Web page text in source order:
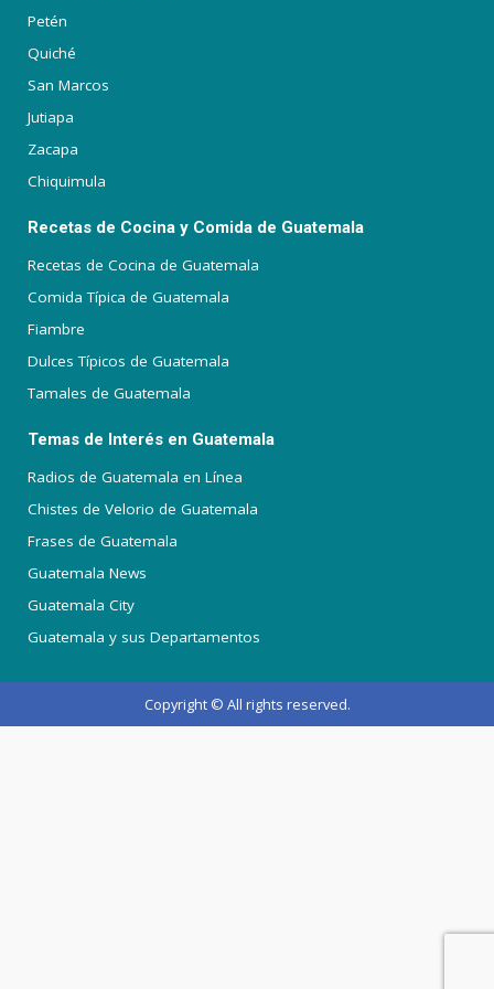
Petén
Quiché
San Marcos
Jutiapa
Zacapa
Chiquimula
Recetas de Cocina y Comida de Guatemala
Recetas de Cocina de Guatemala
Comida Típica de Guatemala
Fiambre
Dulces Típicos de Guatemala
Tamales de Guatemala
Temas de Interés en Guatemala
Radios de Guatemala en Línea
Chistes de Velorio de Guatemala
Frases de Guatemala
Guatemala News
Guatemala City
Guatemala y sus Departamentos
Copyright © All rights reserved.